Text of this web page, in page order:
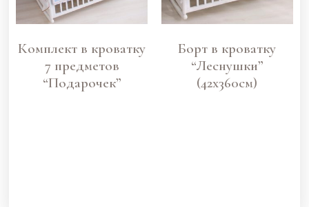
Комплект в кроватку
7 предметов
“Подарочек”
Борт в кроватку
“Леснушки”
(42х360см)